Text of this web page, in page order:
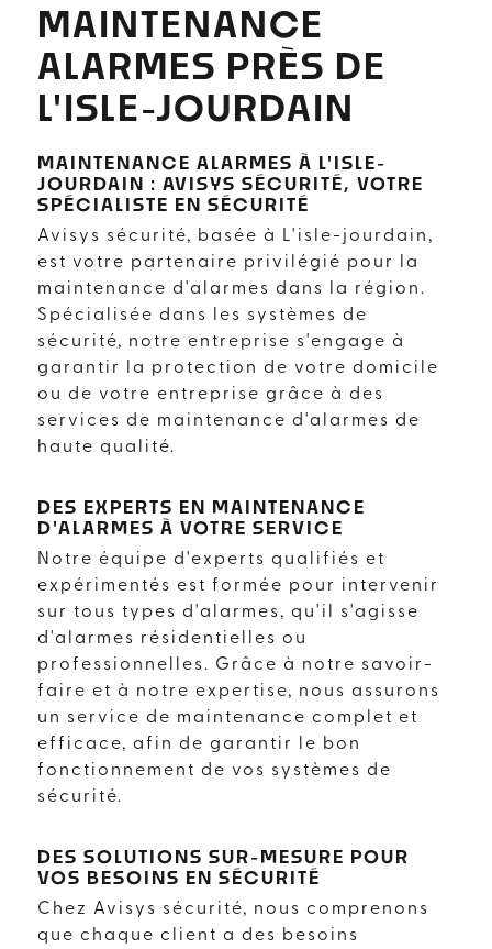
MAINTENANCE
ALARMES PRÈS DE
L'ISLE-JOURDAIN
MAINTENANCE ALARMES À L'ISLE-
JOURDAIN : AVISYS SÉCURITÉ, VOTRE
SPÉCIALISTE EN SÉCURITÉ
Avisys sécurité, basée à L'isle-jourdain,
est votre partenaire privilégié pour la
maintenance d'alarmes dans la région.
Spécialisée dans les systèmes de
sécurité, notre entreprise s'engage à
garantir la protection de votre domicile
ou de votre entreprise grâce à des
services de maintenance d'alarmes de
haute qualité.
DES EXPERTS EN MAINTENANCE
D'ALARMES À VOTRE SERVICE
Notre équipe d'experts qualifiés et
expérimentés est formée pour intervenir
sur tous types d'alarmes, qu'il s'agisse
d'alarmes résidentielles ou
professionnelles. Grâce à notre savoir-
faire et à notre expertise, nous assurons
un service de maintenance complet et
efficace, afin de garantir le bon
fonctionnement de vos systèmes de
sécurité.
DES SOLUTIONS SUR-MESURE POUR
VOS BESOINS EN SÉCURITÉ
Chez Avisys sécurité, nous comprenons
que chaque client a des besoins